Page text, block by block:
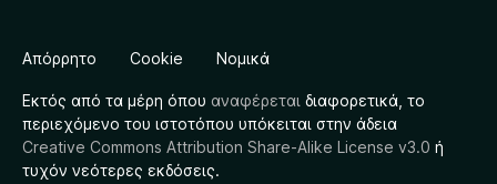
Απόρρητο Cookie Νομικά
Εκτός από τα μέρη όπου αναφέρεται διαφορετικά, το
περιεχόμενο του ιστοτόπου υπόκειται στην άδεια
Creative Commons Attribution Share-Alike License v3.0 ή
τυχόν νεότερες εκδόσεις.